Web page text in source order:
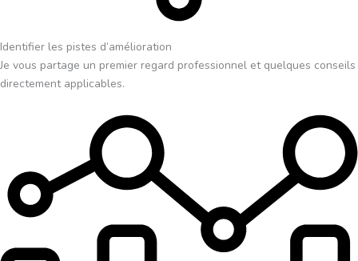
Identifier les pistes d’amélioration
Je vous partage un premier regard professionnel et quelques conseils
directement applicables.